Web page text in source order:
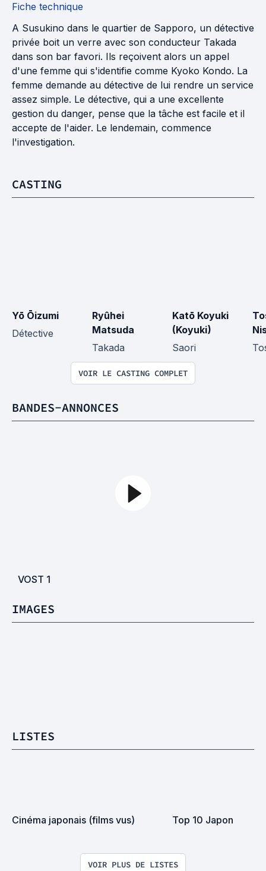
Fiche technique
A Susukino dans le quartier de Sapporo, un détective
privée boit un verre avec son conducteur Takada
dans son bar favori. Ils reçoivent alors un appel
d'une femme qui s'identifie comme Kyoko Kondo. La
femme demande au détective de lui rendre un service
assez simple. Le détective, qui a une excellente
gestion du danger, pense que la tâche est facile et il
accepte de l'aider. Le lendemain, commence
l'investigation.
CASTING
Yō Ōizumi
Détective
Ryûhei
Matsuda
Takada
Katō Koyuki
(Koyuki)
Saori
VOIR LE CASTING COMPLET
BANDES-ANNONCES
VOST 1
IMAGES
LISTES
Cinéma japonais (films vus) Top 10 Japon
VOIR PLUS DE LISTES